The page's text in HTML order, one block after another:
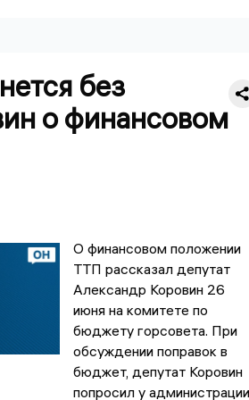
без
о финансовом
О финансовом положении
ТТП рассказал депутат
Александр Коровин 26
июня на комитете по
бюджету горсовета. При
обсуждении поправок в
бюджет, депутат Коровин
попросил у администрации